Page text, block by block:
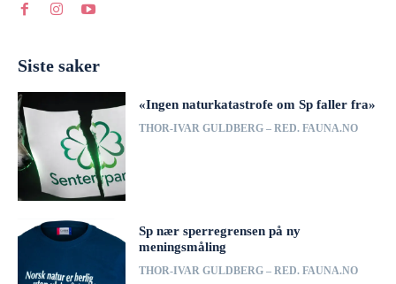
Siste saker
«Ingen naturkatastrofe om Sp faller fra»
THOR-IVAR GULDBERG – RED. FAUNA.NO
Sp nær sperregrensen på ny
meningsmåling
THOR-IVAR GULDBERG – RED. FAUNA.NO